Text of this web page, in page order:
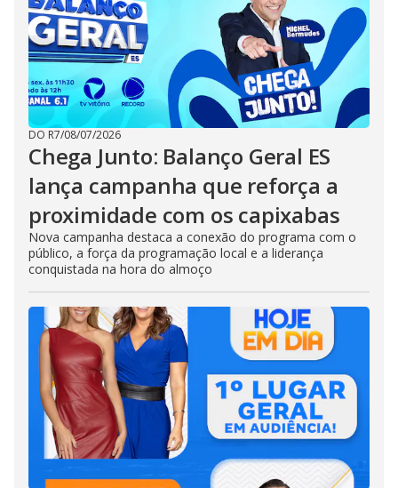
DO R7/08/07/2026
Chega Junto: Balanço Geral ES
lança campanha que reforça a
proximidade com os capixabas
Nova campanha destaca a conexão do programa com o
público, a força da programação local e a liderança
conquistada na hora do almoço